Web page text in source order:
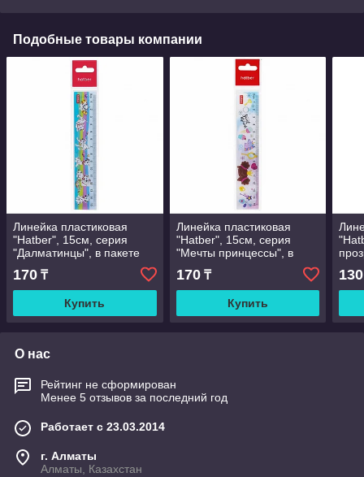
Подобные товары компании
Линейка пластиковая
"Hatber", 15см, серия
"Далматинцы", в пакете
170 ₸
Купить
Линейка пластиковая
"Hatber", 15см, серия
"Мечты принцессы", в
пакете
170₸
Купить
130
О нас
Рейтинг не сформирован
Менее 5 отзывов за последний год
Работает с 23.03.2014
г. Алматы
Алматы, Казахстан